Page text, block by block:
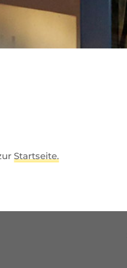
Startseite.